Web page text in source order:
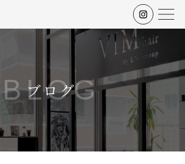
ブログ
BLOG